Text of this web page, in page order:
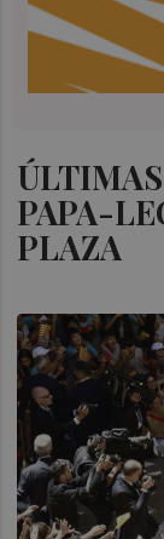
PAPA-
PLAZA